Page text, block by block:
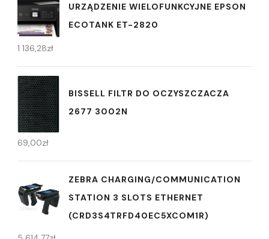
URZĄDZENIE WIELOFUNKCYJNE EPSON
ECOTANK ET-2820
1 136,28zł
BISSELL FILTR DO OCZYSZCZACZA
2677 3002N
69,00zł
ZEBRA CHARGING/COMMUNICATION
STATION 3 SLOTS ETHERNET
(CRD3S4TRFD40EC5XCOM1R)